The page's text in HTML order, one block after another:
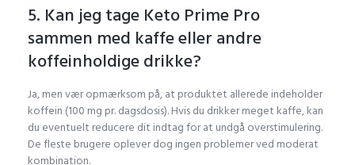
5. Kan jeg tage Keto Prime Pro
sammen med kaffe eller andre
koffeinholdige drikke?
Ja, men vær opmærksom på, at produktet allerede indeholder
koffein (100 mg pr. dagsdosis). Hvis du drikker meget kaffe, kan
du eventuelt reducere dit indtag for at undgå overstimulering.
De fleste brugere oplever dog ingen problemer ved moderat
kombination.